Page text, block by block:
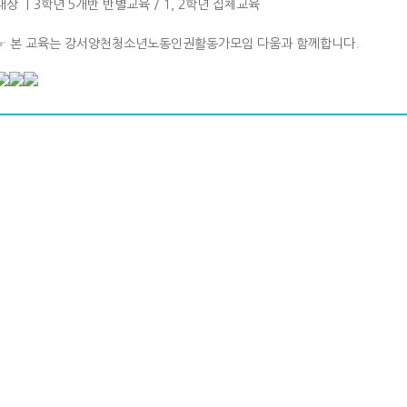
상 ㅣ3학년 5개반 반별교육 / 1, 2학년 집체교육
본 교육는 강서양천청소년노동인권활동가모임 다움과 함께합니다.